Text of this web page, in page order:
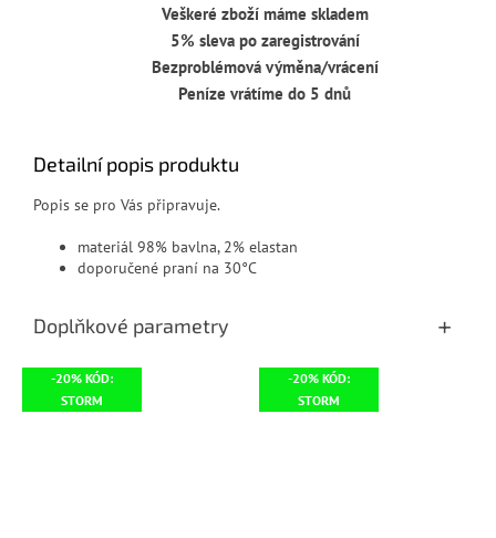
Veškeré zboží máme skladem
5% sleva po zaregistrování
Bezproblémová výměna/vrácení
Peníze vrátíme do 5 dnů
Detailní popis produktu
Popis se pro Vás připravuje.
materiál 98% bavlna, 2% elastan
doporučené praní na 30°C
Doplňkové parametry
-20% KÓD:
STORM
-20% KÓD:
STORM